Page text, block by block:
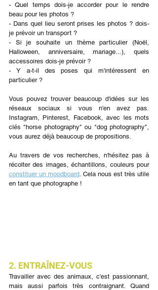
- Quel temps dois-je accorder pour le rendre
beau pour les photos ?
- Dans quel lieu seront prises les photos ? dois-
je prévoir un transport ?
- Si je souhaite un thème particulier (Noël,
Halloween, anniversaire, mariage...), quels
accessoires dois-je prévoir ?
- Y a-t-il des poses qui m'intéressent en
particulier ?
Vous pouvez trouver beaucoup d'idées sur les
réseaux sociaux si vous n'en avez pas.
Instagram, Pinterest, Facebook, avec les mots
clés "horse photography" ou "dog photography",
vous aurez déjà beaucoup de propositions.
Au travers de vos recherches, n'hésitez pas à
récolter des images, échantillons, couleurs pour
constituer un moodboard. Cela nous est très utile
en tant que photographe !
2. ENTRAÎNEZ-VOUS
Travailler avec des animaux, c'est passionnant,
mais aussi parfois très contraignant. Quand